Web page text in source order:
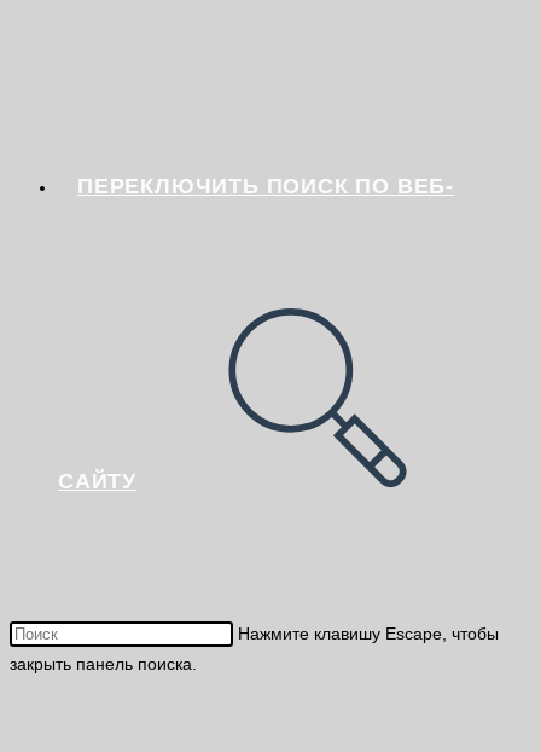
ПЕРЕКЛЮЧИТЬ ПОИСК ПО ВЕБ-
САЙТУ
Нажмите клавишу Escape, чтобы
закрыть панель поиска.